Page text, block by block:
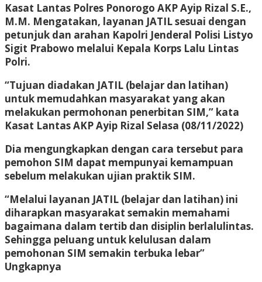
Kasat Lantas Polres Ponorogo AKP Ayip Rizal S.E.,
M.M. Mengatakan, layanan JATIL sesuai dengan
petunjuk dan arahan Kapolri Jenderal Polisi Listyo
Sigit Prabowo melalui Kepala Korps Lalu Lintas
Polri.
“Tujuan diadakan JATIL (belajar dan latihan)
untuk memudahkan masyarakat yang akan
melakukan permohonan penerbitan SIM,” kata
Kasat Lantas AKP Ayip Rizal Selasa (08/11/2022)
Dia mengungkapkan dengan cara tersebut para
pemohon SIM dapat mempunyai kemampuan
sebelum melakukan ujian praktik SIM.
“Melalui layanan JATIL (belajar dan latihan) ini
diharapkan masyarakat semakin memahami
bagaimana dalam tertib dan disiplin berlalulintas.
Sehingga peluang untuk kelulusan dalam
pemohonan SIM semakin terbuka lebar”
Ungkapnya